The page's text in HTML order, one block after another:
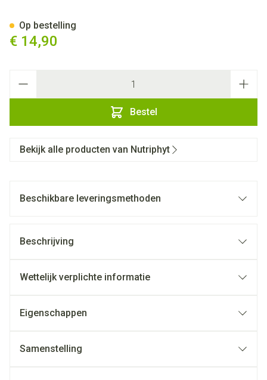
€ 14,90
Bestel
Op bestelling
Bekijk alle producten van Nutriphyt
Beschikbare leveringsmethoden
Beschrijving
Wettelijk verplichte informatie
Eigenschappen
Samenstelling